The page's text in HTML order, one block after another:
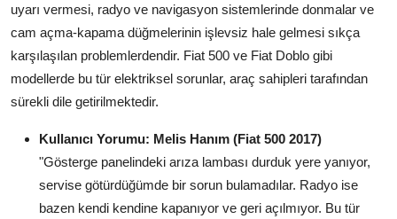
uyarı vermesi, radyo ve navigasyon sistemlerinde donmalar ve
cam açma-kapama düğmelerinin işlevsiz hale gelmesi sıkça
karşılaşılan problemlerdendir. Fiat 500 ve Fiat Doblo gibi
modellerde bu tür elektriksel sorunlar, araç sahipleri tarafından
sürekli dile getirilmektedir.
Kullanıcı Yorumu: Melis Hanım (Fiat 500 2017)
"Gösterge panelindeki arıza lambası durduk yere yanıyor,
servise götürdüğümde bir sorun bulamadılar. Radyo ise
bazen kendi kendine kapanıyor ve geri açılmıyor. Bu tür